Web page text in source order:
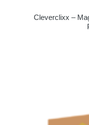
Cleverclixx –